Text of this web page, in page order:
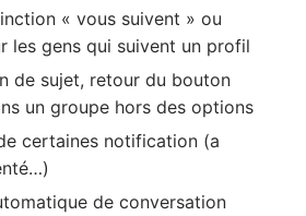
« vous suivent » ou
les gens qui suivent un profil
de sujet, retour du bouton
un groupe hors des options
certaines notification (a
de conversation